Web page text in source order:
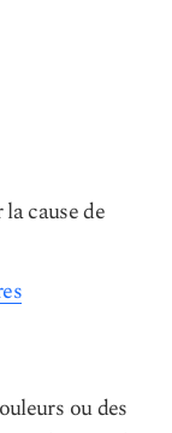
cause de
ou des